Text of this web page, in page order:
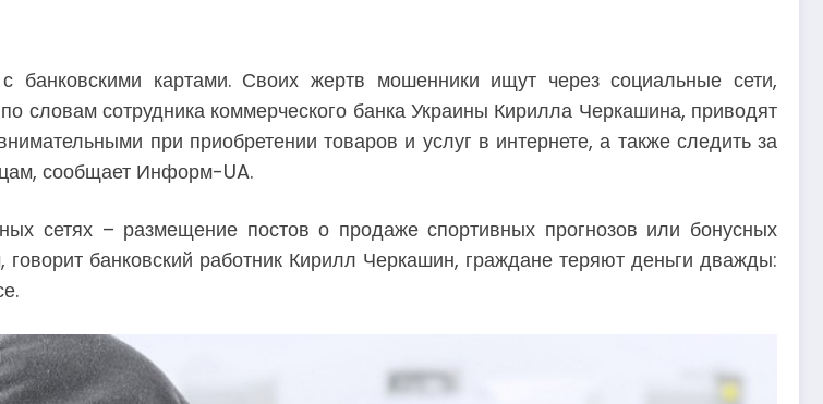
банковскими картами. Своих жертв мошенники ищут через социальные сети,
словам сотрудника коммерческого банка Украины Кирилла Черкашина, приводят
при приобретении товаров и услуг в интернете, а также следить за
сообщает Информ-UA.
сетях – размещение постов о продаже спортивных прогнозов или бонусных
банковский работник Кирилл Черкашин, граждане теряют деньги дважды: